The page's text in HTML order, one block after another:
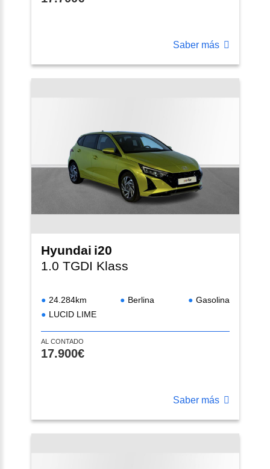
Saber más
Hyundai i20
1.0 TGDI Klass
24.284km Berlina
Gasolina
LUCID LIME
AL CONTADO
17.900€
Saber más